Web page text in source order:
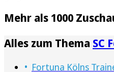
Mehr als 1000
Alles zum Thema SC
Fortuna Kölns